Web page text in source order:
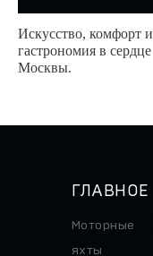
Искусство, комфорт и
гастрономия в сердце
Москвы.
ГЛАВНОЕ
Моторные
яхты